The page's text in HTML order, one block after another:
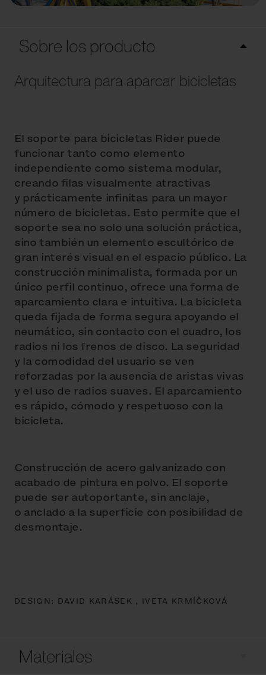
Sobre los producto
Arquitectura para aparcar bicicletas
El soporte para bicicletas Rider puede
funcionar tanto como elemento
independiente como sistema modular,
creando filas visualmente atractivas
y prácticamente infinitas para un mayor
número de bicicletas. Esto permite que el
soporte sea no solo una solución práctica,
sino también un elemento escultórico de
gran interés visual en el espacio público. La
construcción minimalista, formada por un
único perfil continuo, ofrece una forma de
aparcamiento clara e intuitiva. La bicicleta
queda fijada de forma segura apoyando el
neumático, sin contacto con el cuadro, los
radios ni los frenos de disco. La seguridad
y la comodidad del usuario se ven
reforzadas por la ausencia de aristas vivas
y el uso de radios suaves. El aparcamiento
es rápido, cómodo y respetuoso con la
bicicleta.
Construcción de acero galvanizado con
acabado de pintura en polvo. El soporte
puede ser autoportante, sin anclaje,
o anclado a la superficie con posibilidad de
desmontaje.
DESIGN: DAVID KARÁSEK , IVETA KRMÍČKOVÁ
Materiales